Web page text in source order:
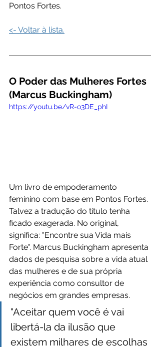
Pontos Fortes.
<- Voltar à lista.
O Poder das Mulheres Fortes
(Marcus Buckingham)
https://youtu.be/vR-o3DE_phI
Um livro de empoderamento
feminino com base em Pontos Fortes.
Talvez a tradução do título tenha
ficado exagerada. No original,
significa: "Encontre sua Vida mais
Forte". Marcus Buckingham apresenta
dados de pesquisa sobre a vida atual
das mulheres e de sua própria
experiência como consultor de
negócios em grandes empresas.
"Aceitar quem você é vai
libertá-la da ilusão que
existem milhares de escolhas